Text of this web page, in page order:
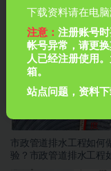
市政管道排水工程如何
验？市政管道排水工程
下载资料请在电
注意：注册账号
帐号异常，请更
人已经注册使用
箱。
站点问题，资料